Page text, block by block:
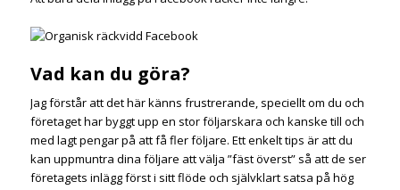
Vad kan du göra?
Jag förstår att det här känns frustrerande, speciellt om du och
företaget har byggt upp en stor följarskara och kanske till och
med lagt pengar på att få fler följare. Ett enkelt tips är att du
kan uppmuntra dina följare att välja ”fäst överst” så att de ser
företagets inlägg först i sitt flöde och självklart satsa på hög